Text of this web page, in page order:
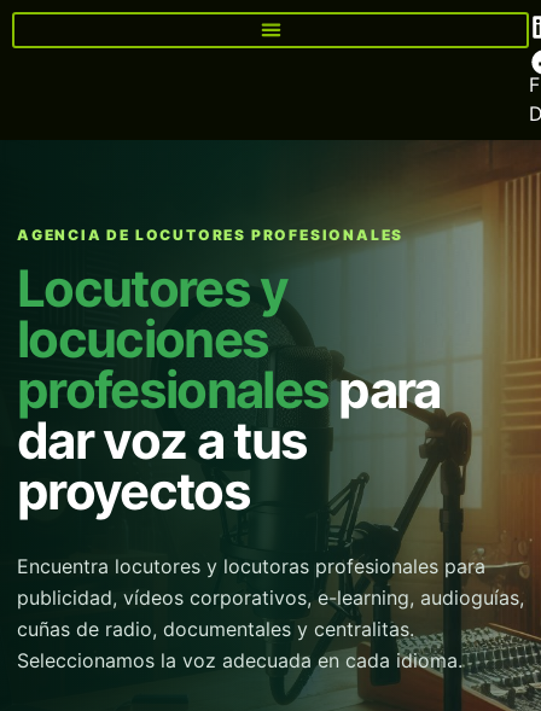
AGENCIA DE LOCUTORES PROFESIONALES
Locutores y
locuciones
profesionalespara
dar voz a tus
proyectos
Encuentra locutores y locutoras profesionales para
publicidad, vídeos corporativos, e-learning, audioguías,
cuñas de radio, documentales y centralitas.
Seleccionamos la voz adecuada en cada idioma.